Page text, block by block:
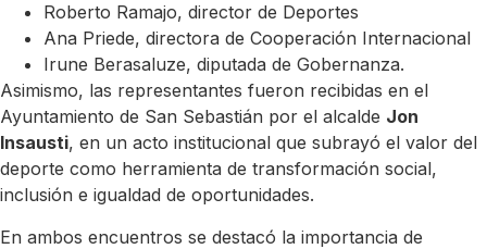
Roberto Ramajo, director de Deportes
Ana Priede, directora de Cooperación Internacional
Irune Berasaluze, diputada de Gobernanza.
Asimismo, las representantes fueron recibidas en el
Ayuntamiento de San Sebastián por el alcalde Jon
Insausti, en un acto institucional que subrayó el valor del
deporte como herramienta de transformación social,
inclusión e igualdad de oportunidades.
En ambos encuentros se destacó la importancia de